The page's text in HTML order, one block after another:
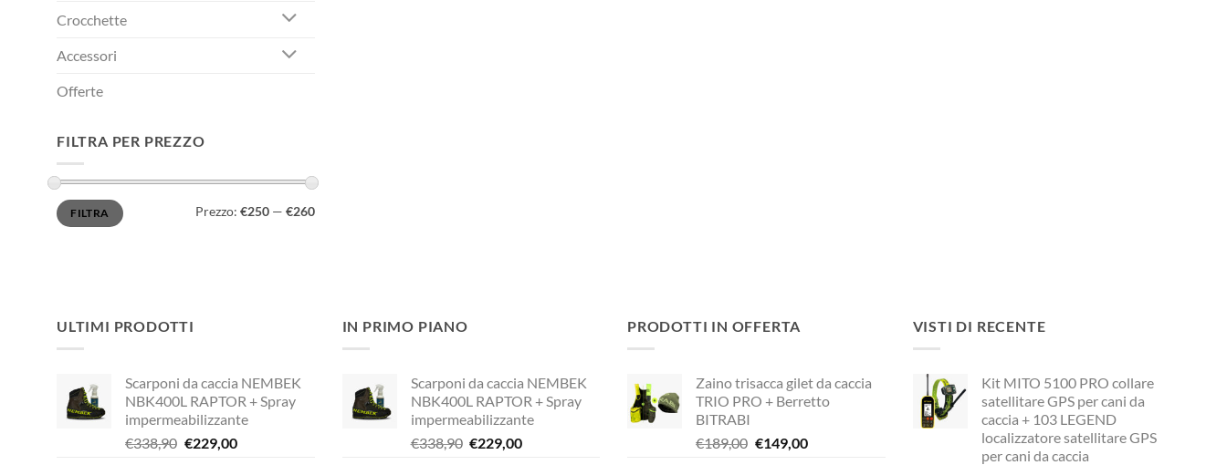
Crocchette
Accessori
Offerte
FILTRA PER PREZZO
Prezzo
Min
Prezzo
MaxFILTRA Prezzo: €250— €260
ULTIMI PRODOTTI
Scarponi da caccia NEMBEK
NBK400L RAPTOR + Spray
impermeabilizzante
€338,90 Il
€229,00Il
IN PRIMO PIANO
Scarponi da caccia NEMBEK
NBK400L RAPTOR + Spray
impermeabilizzante
€338,90 Il
€229,00Il
PRODOTTI IN OFFERTA
Zaino trisacca gilet da caccia
TRIO PRO + Berretto
BITRABI
€189,00 Il
€149,00Il
VISTI DI RECENTE
Kit MITO 5100 PRO collare
satellitare GPS per cani da
caccia + 103 LEGEND
localizzatore satellitare GPS
per cani da caccia